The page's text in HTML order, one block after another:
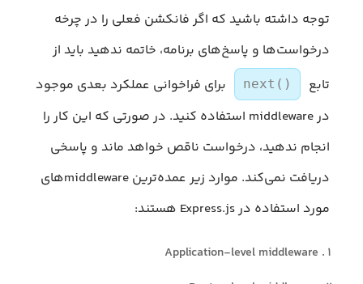
توجه داشته باشید که اگر فانکشن فعلی را در چرخه
درخواست‌ها و پاسخ‌های برنامه، خاتمه ندهید باید از
تابع
next()
برای فراخوانی عملکرد بعدی موجود
در middleware استفاده کنید. در صورتی که این کار را
انجام ندهید، درخواست ناقص خواهد ماند و پاسخی
دریافت نمی‌کند. موارد زیر عمده‌ترین middlewareهای
مورد استفاده در Express.js هستند:
Application-level middleware